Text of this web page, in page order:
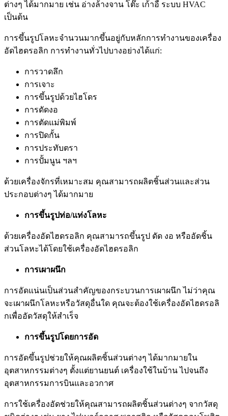
ต่างๆ ได้มากมาย เช่น อ่างล้างจาน โต๊ะ เก้าอี้ ระบบ HVAC
เป็นต้น
การขึ้นรูปโลหะจำนวนมากขึ้นอยู่กับหลักการทำงานของเครื่อง
อัดไฮดรอลิก การทำงานทั่วไปบางอย่างได้แก่:
การวาดลึก
การเจาะ
การขึ้นรูปด้วยไฮโดร
การดัดงอ
การตัดแม่พิมพ์
การปิดกั้น
การประทับตรา
การปั้มนูน ฯลฯ
ด้วยเครื่องจักรที่เหมาะสม คุณสามารถผลิตชิ้นส่วนและส่วน
ประกอบต่างๆ ได้มากมาย
การขึ้นรูปท่อ/แท่งโลหะ
ด้วยเครื่องอัดไฮดรอลิก คุณสามารถขึ้นรูป ดัด งอ หรืออัดชิ้น
ส่วนโลหะได้โดยใช้เครื่องอัดไฮดรอลิก
การเผาผนึก
การอัดแน่นเป็นส่วนสำคัญของกระบวนการเผาผนึก ไม่ว่าคุณ
จะเผาผนึกโลหะหรือวัสดุอื่นใด คุณจะต้องใช้เครื่องอัดไฮดรอลิ
กเพื่ออัดวัสดุให้สำเร็จ
การขึ้นรูปโดยการอัด
การอัดขึ้นรูปช่วยให้คุณผลิตชิ้นส่วนต่างๆ ได้มากมายใน
อุตสาหกรรมต่างๆ ตั้งแต่ยานยนต์ เครื่องใช้ในบ้าน ไปจนถึง
อุตสาหกรรมการบินและอวกาศ
การใช้เครื่องอัดช่วยให้คุณสามารถผลิตชิ้นส่วนต่างๆ จากวัสดุ